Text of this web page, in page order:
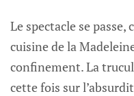
Le spectacle se passe,
cuisine de la
confinement. La
cette fois sur